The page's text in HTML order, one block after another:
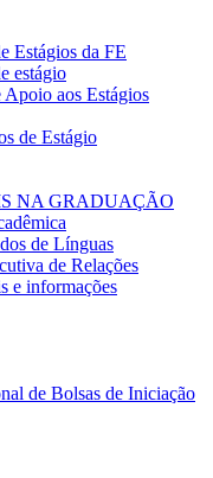
Estágios da FE
estágio
aos Estágios
de Estágio
NA GRADUAÇÃO
de Línguas
de Relações
e informações
de Bolsas de Iniciação